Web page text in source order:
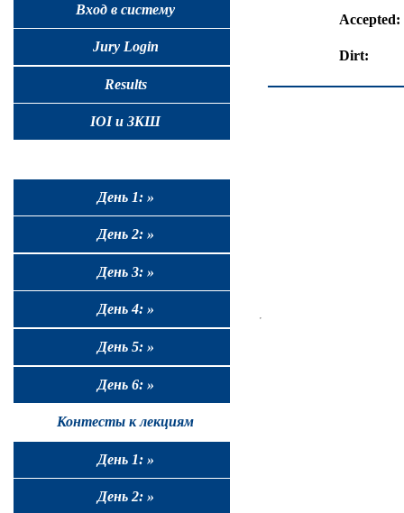
Вход в систему
Jury Login
Results
IOI и ЗКШ
День 1: »
День 2: »
День 3: »
День 4: »
День 5: »
День 6: »
Контесты к лекциям
День 1: »
День 2: »
Accepted:
Dirt: